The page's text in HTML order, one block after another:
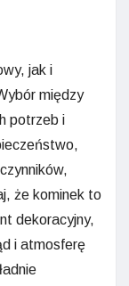
jak i
między
potrzeb i
że kominek to
dekoracyjny,
i atmosferę